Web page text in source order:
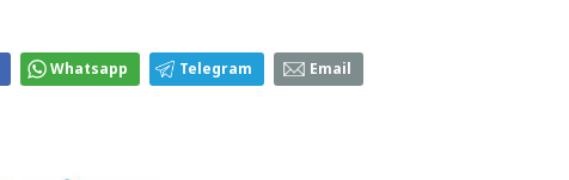
Whatsapp Telegram Email